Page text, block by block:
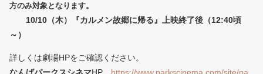
方のみ対象となります。
10/10（木）『カルメン故郷に帰る』上映終了後（12:40頃
～）
詳しくは劇場HPをご確認ください。
なんばパークスシネマHP https://www.parkscinema.com/site/na